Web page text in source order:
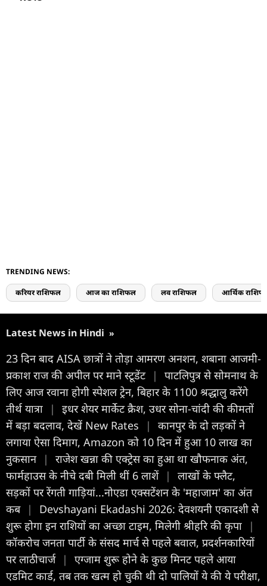
TRENDING NEWS:
करियर राशिफल आज का राशिफल लव राशिफल आर्थिक
Latest News in Hindi »
23 दिन बाद AISA छात्रों ने तोड़ा आमरण अनशन, शबाना आजमी-
प्रकाश राज की अपील पर माने स्टूडेंट |
पाटलिपुत्र से सोमनाथ के
लिए आज रवाना होगी स्पेशल ट्रेन, बिहार के 1100 श्रद्धालु करेंगे
तीर्थ यात्रा
|
इधर शेयर मार्केट क्रैश, उधर सोना-चांदी की कीमतों
में बड़ा बदलाव, देखें New Rates
|
कानपुर के दो लड़कों ने
लगाया ऐसा दिमाग, Amazon को 10 दिन में हुआ 10 लाख का
नुकसान |
राजेश खन्ना की एक्ट्रेस का हुआ था खौफनाक अंत,
फार्महाउस के नीचे दबी मिली थीं 6 लाशें |
लाखों के फ्लैट,
सड़कों पर रेंगती गाड़ियां...नोएडा एक्सटेंशन के 'महाजाम' का अंत
कब |
Devshayani Ekadashi 2026: देवशयनी एकादशी से
शुरू होगा इन राशियों का अच्छा टाइम, मिलेगी श्रीहरि की कृपा
|
कॉकरोच जनता पार्टी के संसद मार्च से पहले बवाल, प्रदर्शनकारियों
पर लाठीचार्ज |
एग्जाम शुरू होने के कुछ मिनट पहले आया
एडमिट कार्ड, तब तक खत्म हो चुकी थी दो पालियों ये की ये परीक्षा,